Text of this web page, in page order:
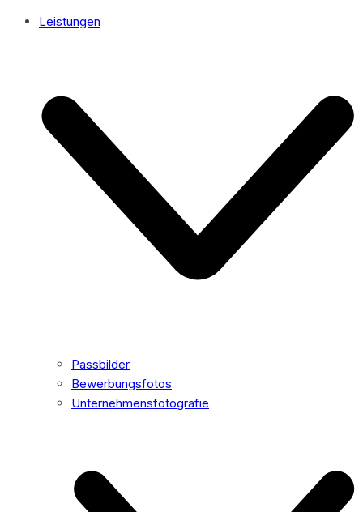
Leistungen
Passbilder
Bewerbungsfotos
Unternehmensfotografie